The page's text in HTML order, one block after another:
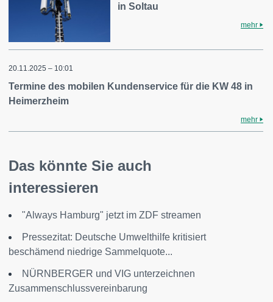
in Soltau
mehr
20.11.2025 – 10:01
Termine des mobilen Kundenservice für die KW 48 in
Heimerzheim
mehr
Das könnte Sie auch
interessieren
"Always Hamburg" jetzt im ZDF streamen
Pressezitat: Deutsche Umwelthilfe kritisiert
beschämend niedrige Sammelquote...
NÜRNBERGER und VIG unterzeichnen
Zusammenschlussvereinbarung